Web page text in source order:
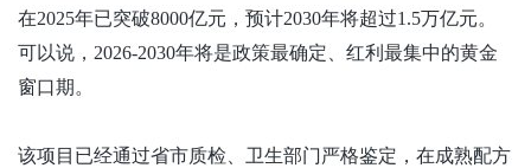
在2025年已突破8000亿元，预计2030年将超过1.5万亿元。
可以说，2026-2030年将是政策最确定、红利最集中的黄金
窗口期。
该项目已经通过省市质检、卫生部门严格鉴定，在成熟配方